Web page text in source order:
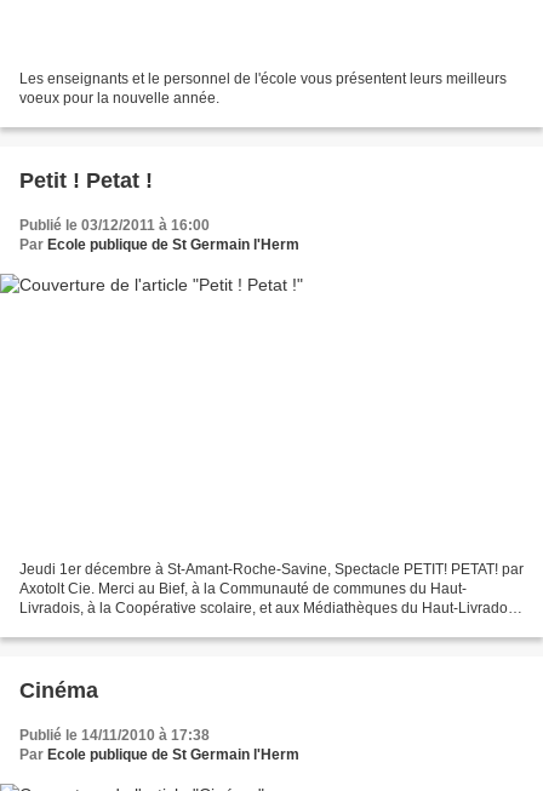
Les enseignants et le personnel de l'école vous présentent leurs meilleurs
voeux pour la nouvelle année.
Petit ! Petat !
Publié le 03/12/2011 à 16:00
Par Ecole publique de St Germain l'Herm
Jeudi 1er décembre à St-Amant-Roche-Savine, Spectacle PETIT! PETAT! par
Axotolt Cie. Merci au Bief, à la Communauté de communes du Haut-
Livradois, à la Coopérative scolaire, et aux Médiathèques du Haut-Livradois.
Cinéma
Publié le 14/11/2010 à 17:38
Par Ecole publique de St Germain l'Herm